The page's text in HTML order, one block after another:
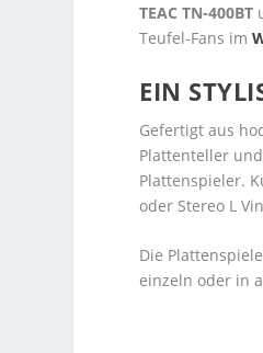
TEAC TN-400BT
Teufel-Fans im
EIN
Gefertigt aus
Plattenteller
Plattenspieler.
oder Stereo L
Die
einzeln oder in